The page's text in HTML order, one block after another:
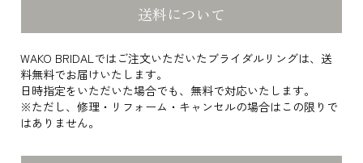
送料について
WAKO BRIDALではご注文いただいたブライダルリングは、送
料無料でお届けいたします。
日時指定をいただいた場合でも、無料で対応いたします。
※ただし、修理・リフォーム・キャンセルの場合はこの限りで
はありません。